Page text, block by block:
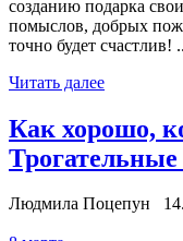
созданию подарка
помыслов, добрых
точно будет счастлив!
Читать далее
Как хорошо,
Людмила Поцепун